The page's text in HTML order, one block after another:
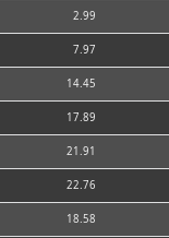
2.99
7.97
14.45
17.89
21.91
22.76
18.58